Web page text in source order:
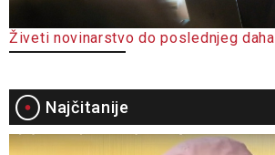
Živeti novinarstvo do poslednjeg daha
Najčitanije